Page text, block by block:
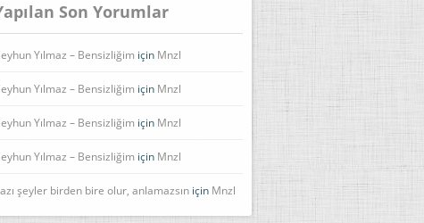
Son Yorumlar
Yılmaz – Bensizliğim için Mnzl
Yılmaz – Bensizliğim için Mnzl
Yılmaz – Bensizliğim için Mnzl
Yılmaz – Bensizliğim için Mnzl
şeyler birden bire olur, anlamazsın için Mnzl